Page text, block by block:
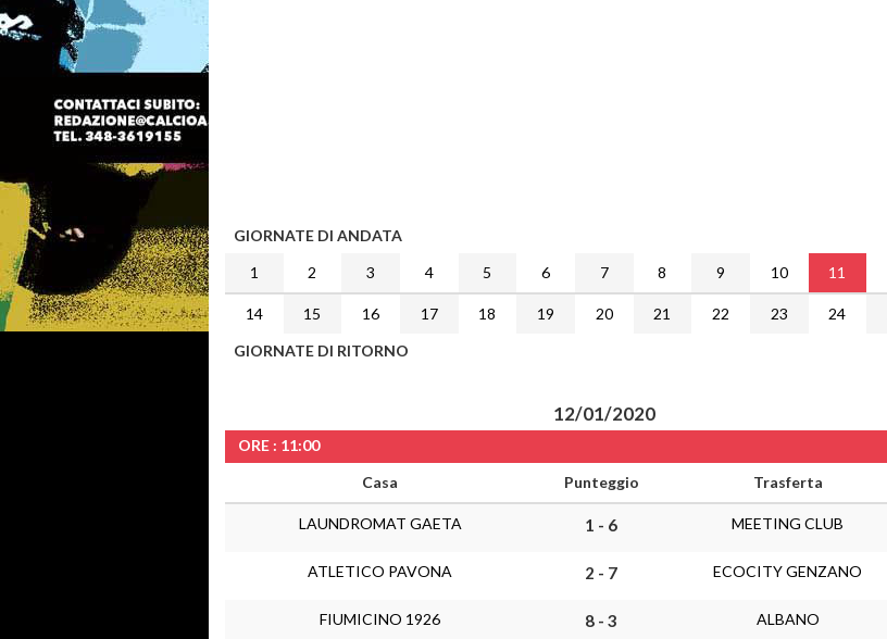
GIORNATE DI ANDATA
1
2 3 4 5 6 7 8 9 10 11
14 15 16 17 18 19 20 21 22 23 24
GIORNATE DI RITORNO
12/01/2020
ORE : 11:00
Casa
Punteggio Trasferta
LAUNDROMAT GAETA 1 - 6 MEETING CLUB
ATLETICO PAVONA 2 - 7 ECOCITY GENZANO
FIUMICINO 1926 8 - 3 ALBANO